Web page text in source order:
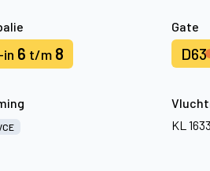
in 6 t/m 8
Gate
D63
KL 1633